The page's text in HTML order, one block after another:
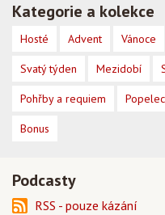
Kategorie a kolekce
Hosté Advent Vánoce
Svatý týden Mezidobí
Pohřby a requiem
Bonus
Podcasty
RSS - pouze kázání